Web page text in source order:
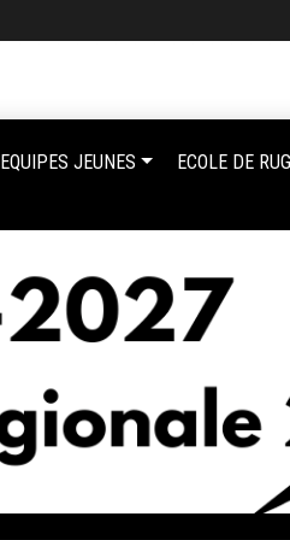
EQUIPES JEUNES ECOLE DE